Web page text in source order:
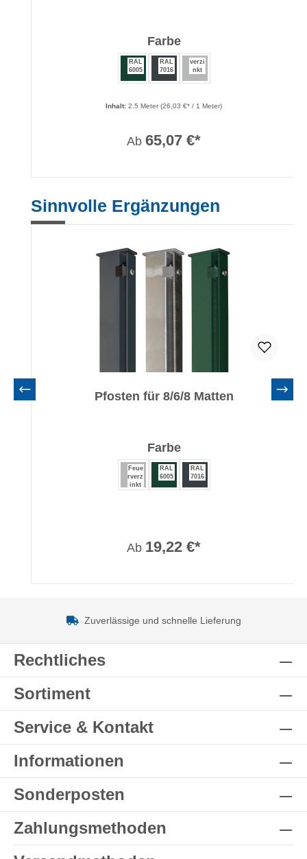
Farbeauswählen
RAL
6005
RAL
7016
verzi
nkt
Inhalt: 2.5 Meter (26,03 €* / 1 Meter)
Ab 65,07 €*
Produktgalerie überspringen
Sinnvolle Ergänzungen
Pfosten für 8/6/8 Matten
Farbeauswählen
Feue
rverz
inkt
RAL
6005
RAL
7016
Ab 19,22 €*
Zuverlässige und schnelle Lieferung
Rechtliches
Sortiment
Service & Kontakt
Informationen
Sonderposten
Zahlungsmethoden